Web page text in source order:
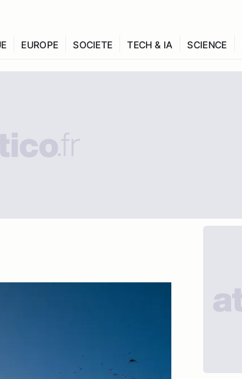
EUROPE SOCIETE TECH & IA SCIENCE